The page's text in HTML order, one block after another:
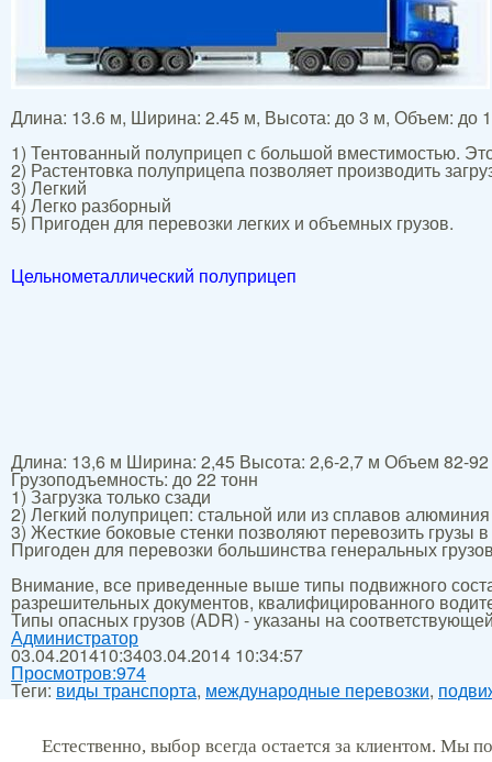
Длина: 13.6 м, Ширина: 2.45 м, Высота: до 3 м, Объем: до
1) Тентованный полуприцеп с большой вместимостью.
2) Растентовка полуприцепа позволяет производить
3) Легкий
4) Легко разборный
5) Пригоден для перевозки легких и объемных грузов.
Цельнометаллический полуприцеп
Длина: 13,6 м Ширина: 2,45 Высота: 2,6-2,7 м Объем 82-
Грузоподъемность: до 22 тонн
1) Загрузка только сзади
2) Легкий полуприцеп: стальной или из сплавов алюминия
3) Жесткие боковые стенки позволяют перевозить грузы
Пригоден для перевозки большинства генеральных
Внимание, все приведенные выше типы подвижного
разрешительных документов, квалифицированного
Типы опасных грузов (ADR) - указаны на
Администратор
03.04.201410:3403.04.2014 10:34:57
Просмотров:974
Теги:виды транспорта, международные перевозки,
Естественно, выбор всегда остается за клиентом. Мы